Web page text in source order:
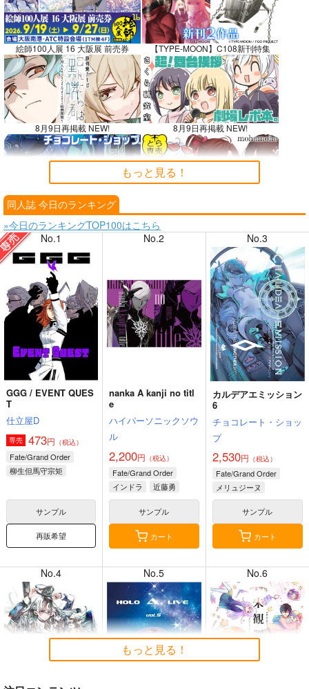
絵師100人展 16 大阪展 前売券 【TYPE-MOON】C108新刊特集
8月9日再掲載 NEW! 8月9日再掲載 NEW!
8月7日掲載
8月6日掲載 8月6日掲載
8月4日掲載 8月4日掲載
8月3日掲載 8月3日掲載
8月2日掲載 8月2日掲載
7月31日掲載 7月31日掲載
もっと見る！
同人誌 今日のランキング
»今日のランキングTOP100はこちら
No.1
GGG / EVENT QUES
T
仕立屋D
専売 473円 （税込）
Fate/Grand Order
柳生但馬守宗矩
レジスタンスのライダー
サンプル
再販希望
No.2
nanka A kanji no titl
e
ハイパーソニックソウ
ル
2,200円 （税込）
Fate/Grand Order
インドラ
近藤勇
サンプル
カート
No.3
カルデアエミッション
6
チョコレート・ショッ
プ
2,530円 （税込）
Fate/Grand Order
メリュジーヌ
サンプル
カート
No.4 No.5 No.6
もっと見る！